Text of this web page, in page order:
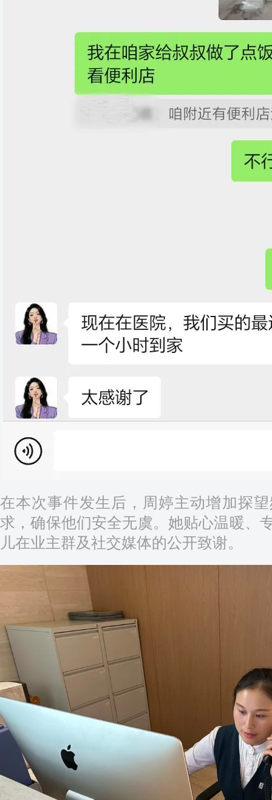
在本次事件发生后，周婷主动增加探
求，确保他们安全无虞。她贴心温暖、
儿在业主群及社交媒体的公开致谢。